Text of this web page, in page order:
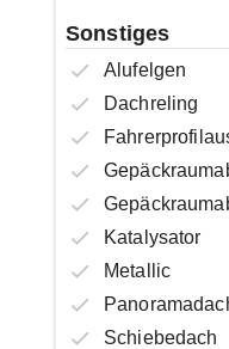
Sonstiges
Alufelgen
Dachreling
Katalysator
Metallic
Schiebedach